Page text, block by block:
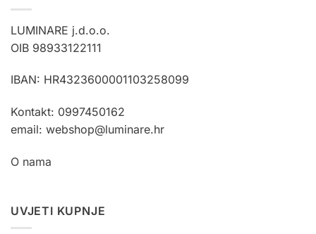
LUMINARE j.d.o.o.
OIB 98933122111
IBAN: HR4323600001103258099
Kontakt: 0997450162
email: webshop@luminare.hr
O nama
UVJETI KUPNJE